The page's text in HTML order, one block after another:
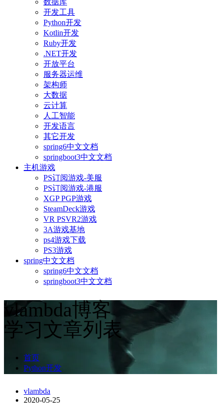
数据库
开发工具
Python开发
Kotlin开发
Ruby开发
.NET开发
开放平台
服务器运维
架构师
大数据
云计算
人工智能
开发语言
其它开发
spring6中文文档
springboot3中文文档
主机游戏
PS订阅游戏-美服
PS订阅游戏-港服
XGP PGP游戏
SteamDeck游戏
VR PSVR2游戏
3A游戏基地
ps4游戏下载
PS3游戏
spring中文文档
spring6中文文档
springboot3中文文档
vlambda博客
学习文章列表
首页
Python开发
vlambda
2020-05-25